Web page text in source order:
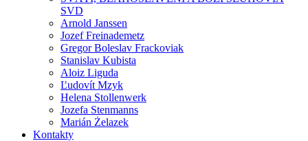
SVD
Arnold Janssen
Jozef Freinademetz
Gregor Boleslav Frackoviak
Stanislav Kubista
Aloiz Liguda
Ľudovít Mzyk
Helena Stollenwerk
Jozefa Stenmanns
Marián Żelazek
Kontakty